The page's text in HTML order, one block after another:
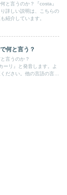
と言うのか？『costa』
詳しい説明は、こちらの
紹介しています。
何と言う？
言うのか？
ーリ』と発音します。よ
ださい。他の言語の言葉